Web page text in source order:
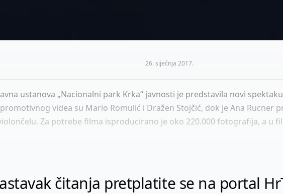
26. siječnja 2017.
ustanova „Nacionalni park Krka“ javnosti je predstavila novi
videa su Mario Romulić i Dražen Stojčić, dok je Ana Rucner
Za potrebe filma isproducirano je oko 220.000 fotografija, a u
čitanja pretplatite se na portal